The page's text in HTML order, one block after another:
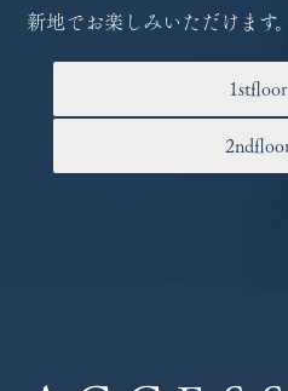
新地でお楽しみいただけます。
1stfloor